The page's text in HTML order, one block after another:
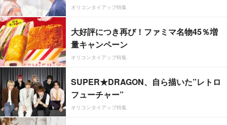
オリコンタイアップ特集
大好評につき再び！ファミマ名物45％増
量キャンペーン
オリコンタイアップ特集
SUPER★DRAGON、自ら描いた”レトロ
フューチャー”
オリコンタイアップ特集